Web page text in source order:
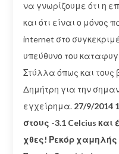
να γνωρίζουμε ότι η
και ότι είναι ο μόνος
internet στο
υπεύθυνο του
Στύλλα όπως και τους
Δημήτρη για την
εγχείρημα. 27/9/2014
στους -3.1 Celcius
χθες! Ρεκόρ